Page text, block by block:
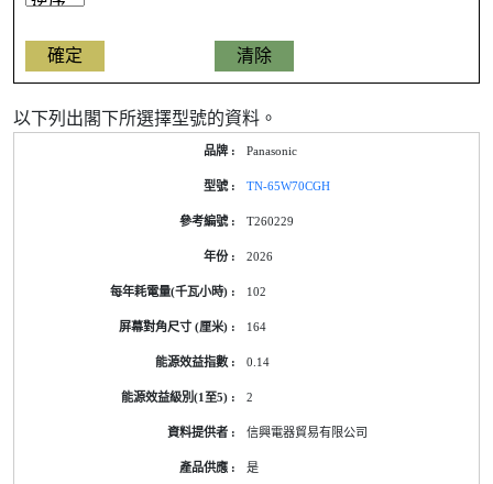
以下列出閣下所選擇型號的資料。
Panasonic
TN-65W70CGH
T260229
2026
102
164
0.14
2
信興電器貿易有限公司
是